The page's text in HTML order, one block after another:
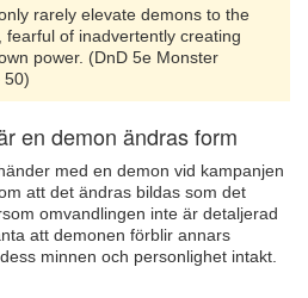
rarely elevate demons to the
fearful of inadvertently creating
power. (DnD 5e Monster
50)
en demon ändras form
med en demon vid kampanjen
att det ändras bildas som det
omvandlingen inte är detaljerad
att demonen förblir annars
minnen och personlighet intakt.